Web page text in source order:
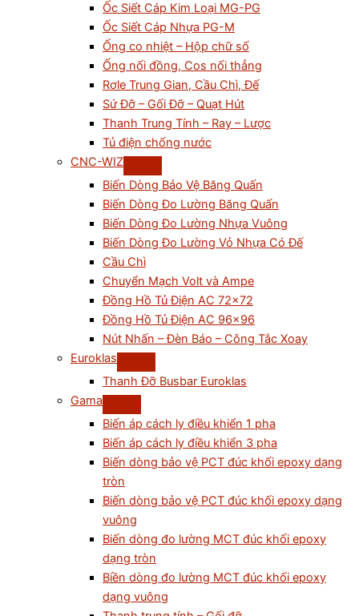
Ốc Siết Cáp Kim Loại MG-PG
Ốc Siết Cáp Nhựa PG-M
Ống co nhiệt – Hộp chữ số
Ống nối đồng, Cos nối thẳng
Rơle Trung Gian, Cầu Chì, Đế
Sứ Đỡ – Gối Đỡ – Quạt Hút
Thanh Trung Tính – Ray – Lược
Tủ điện chống nước
CNC-WIZ
Biến Dòng Bảo Vệ Băng Quấn
Biến Dòng Đo Lường Băng Quấn
Biến Dòng Đo Lường Nhựa Vuông
Biến Dòng Đo Lường Vỏ Nhựa Có Đế
Cầu Chì
Chuyển Mạch Volt và Ampe
Đồng Hồ Tủ Điện AC 72×72
Đồng Hồ Tủ Điện AC 96×96
Nút Nhấn – Đèn Báo – Công Tắc Xoay
Euroklas
Thanh Đỡ Busbar Euroklas
Gama
Biến áp cách ly điều khiển 1 pha
Biến áp cách ly điều khiển 3 pha
Biến dòng bảo vệ PCT đúc khối epoxy dạng
tròn
Biến dòng bảo vệ PCT đúc khối epoxy dạng
vuông
Biến dòng đo lường MCT đúc khối epoxy
dạng tròn
Biền dòng đo lường MCT đúc khối epoxy
dạng vuông